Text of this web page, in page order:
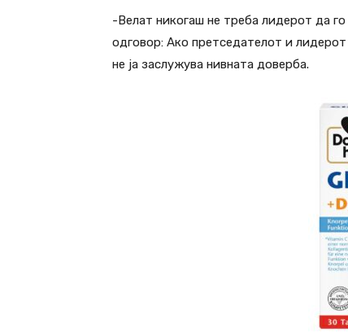
-Велат никогаш не треба лидерот да
одговор: Ако претседателот и
не ја заслужува нивната доверба.